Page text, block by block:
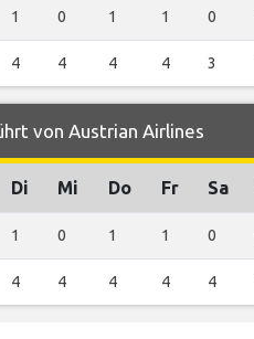
1 0 1 1 0
4 4 4 4 3
von Austrian Airlines
Di Mi Do Fr Sa
1 0 1 1 0
4 4 4 4 4